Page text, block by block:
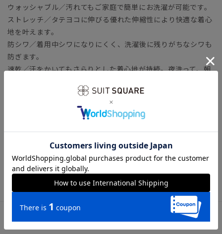
ウォッシャブル／汚れてもご家庭で簡単にお洗濯が可能です。
ストレッチ／タテヨコに伸びる優れた伸縮性により快適な着心
地を叶えます。
防シワ／着用中シワになりにくく、洗濯後に残りがちなシワも
防ぎます。
速乾／汗をかいてもさらりとした着心地が持続。夜洗って、朝
高通気／高い通気量を持ち、衣服内を快適に保ちます。
【参考情報】The Style Dictionary
◆クールビズシャツの決定版！シャツ選びで押さえるべきポイ
ントを徹底解説
ビジネス ワイシャツ タイト スリム ノーアイロン ノン
アイロン イージーケア 形態安定 デザインシャツ
アイテム詳細